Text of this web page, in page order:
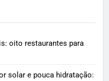
oito restaurantes para
solar e pouca hidratação: